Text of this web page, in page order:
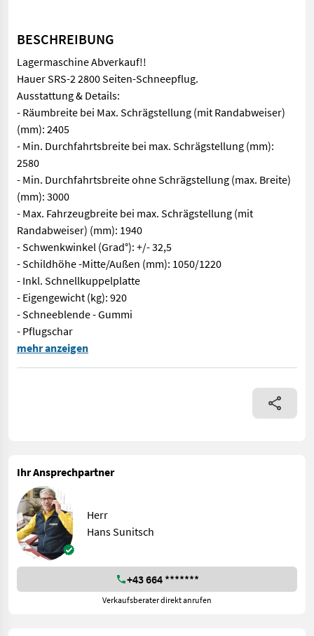
BESCHREIBUNG
Lagermaschine Abverkauf!!
Hauer SRS-2 2800 Seiten-Schneepflug.
Ausstattung & Details:
- Räumbreite bei Max. Schrägstellung (mit Randabweiser)
(mm): 2405
- Min. Durchfahrtsbreite bei max. Schrägstellung (mm):
2580
- Min. Durchfahrtsbreite ohne Schrägstellung (max. Breite)
(mm): 3000
- Max. Fahrzeugbreite bei max. Schrägstellung (mit
Randabweiser) (mm): 1940
- Schwenkwinkel (Grad°): +/- 32,5
- Schildhöhe -Mitte/Außen (mm): 1050/1220
- Inkl. Schnellkuppelplatte
- Eigengewicht (kg): 920
- Schneeblende - Gummi
- Pflugschar
Lagermaschine Abverkauf!! Hauer SRS-2 2800 Seiten-
mehr anzeigen
Ihr Ansprechpartner
Herr
Hans Sunitsch
+43 664 *******
Verkaufsberater direkt anrufen